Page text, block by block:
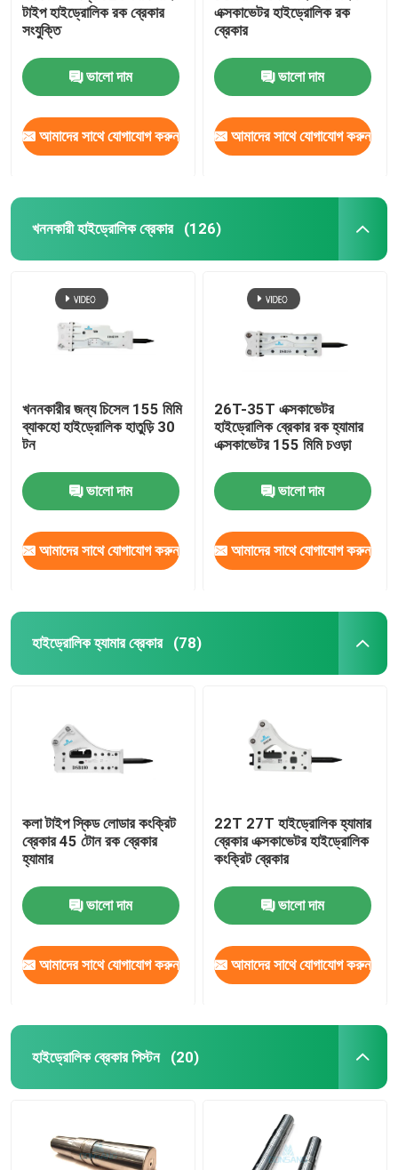
টাইপ হাইড্রোলিক রক ব্রেকার
সংযুক্তি
ভালো দাম
আমাদের সাথে যোগাযোগ করুন
এক্সকাভেটর হাইড্রোলিক রক
ব্রেকার
ভালো দাম
আমাদের সাথে যোগাযোগ করুন
খননকারী হাইড্রোলিক ব্রেকার (126)
খননকারীর জন্য চিসেল 155 মিমি
ব্যাকহো হাইড্রোলিক হাতুড়ি 30
টন
ভালো দাম
আমাদের সাথে যোগাযোগ করুন
26T-35T এক্সকাভেটর
হাইড্রোলিক ব্রেকার রক হ্যামার
এক্সকাভেটর 155 মিমি চওড়া
ভালো দাম
আমাদের সাথে যোগাযোগ করুন
হাইড্রোলিক হ্যামার ব্রেকার (78)
কলা টাইপ স্কিড লোডার কংক্রিট
ব্রেকার 45 টোন রক ব্রেকার
হ্যামার
ভালো দাম
আমাদের সাথে যোগাযোগ করুন
22T 27T হাইড্রোলিক হ্যামার
ব্রেকার এক্সকাভেটর হাইড্রোলিক
কংক্রিট ব্রেকার
ভালো দাম
আমাদের সাথে যোগাযোগ করুন
হাইড্রোলিক ব্রেকার পিস্টন (20)